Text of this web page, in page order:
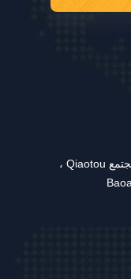
1118 ، رقم 106 ، طريق Yongfu ، مجتمع Qiaotou ،